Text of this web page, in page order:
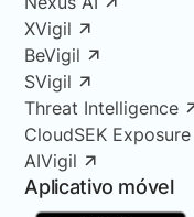
XVigil
BeVigil
SVigil
Threat Intelligence
CloudSEK Exposure
AIVigil
Aplicativo móvel